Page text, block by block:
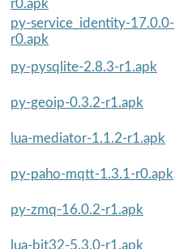
r0.apk
py-service_identity-17.0.0-
r0.apk
py-pysqlite-2.8.3-r1.apk
py-geoip-0.3.2-r1.apk
lua-mediator-1.1.2-r1.apk
py-paho-mqtt-1.3.1-r0.apk
py-zmq-16.0.2-r1.apk
lua-bit32-5.3.0-r1.apk